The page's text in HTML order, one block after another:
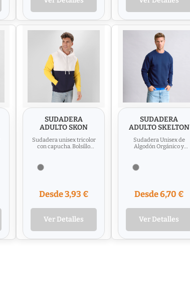
SUDADERA
ADULTO SKON
Sudadera unisex tricolor
con capucha. Bolsillo
Desde 3,93 €
Ver Detalles
SUDADERA
ADULTO SKELTON
Sudadera Unisex de
Algodón Orgánico y
Desde 6,70 €
Ver Detalles